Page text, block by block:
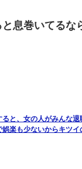
息巻いてるな
ると、女の人がみんな
娯楽も少ないからキツ